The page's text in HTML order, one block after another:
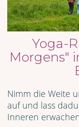
Yoga-
Morgens"
Nimm die Weite
auf und lass
Inneren